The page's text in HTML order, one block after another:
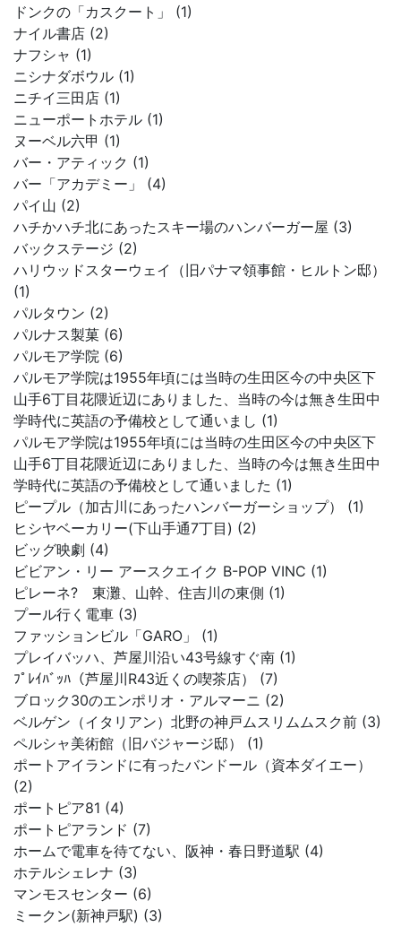
ドンクの「カスクート」 (1)
ナイル書店 (2)
ナフシャ (1)
ニシナダボウル (1)
ニチイ三田店 (1)
ニューポートホテル (1)
ヌーベル六甲 (1)
バー・アティック (1)
バー「アカデミー」 (4)
パイ山 (2)
ハチかハチ北にあったスキー場のハンバーガー屋 (3)
バックステージ (2)
ハリウッドスターウェイ（旧パナマ領事館・ヒルトン邸）
(1)
パルタウン (2)
パルナス製菓 (6)
パルモア学院 (6)
パルモア学院は1955年頃には当時の生田区今の中央区下
山手6丁目花隈近辺にありました、当時の今は無き生田中
学時代に英語の予備校として通いまし (1)
パルモア学院は1955年頃には当時の生田区今の中央区下
山手6丁目花隈近辺にありました、当時の今は無き生田中
学時代に英語の予備校として通いました (1)
ピープル（加古川にあったハンバーガーショップ） (1)
ヒシヤベーカリー(下山手通7丁目) (2)
ビッグ映劇 (4)
ビビアン・リー アースクエイク B-POP VINC (1)
ピレーネ? 東灘、山幹、住吉川の東側 (1)
プール行く電車 (3)
ファッションビル「GARO」 (1)
プレイバッハ、芦屋川沿い43号線すぐ南 (1)
ﾌﾟﾚｲﾊﾞｯﾊ（芦屋川R43近くの喫茶店） (7)
ブロック30のエンポリオ・アルマーニ (2)
ベルゲン（イタリアン）北野の神戸ムスリムムスク前 (3)
ペルシャ美術館（旧バジャージ邸） (1)
ポートアイランドに有ったバンドール（資本ダイエー）
(2)
ポートピア81 (4)
ポートピアランド (7)
ホームで電車を待てない、阪神・春日野道駅 (4)
ホテルシェレナ (3)
マンモスセンター (6)
ミークン(新神戸駅) (3)